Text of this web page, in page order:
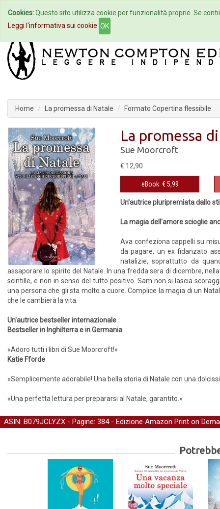
Home Autori Eventi
Home La promessa di Natale Formato Copertina flessibile
La promessa
Sue Moorcroft
€ 12,90
eBook € 5,99
Un'autrice pluripremiata dallo
La magia dell'amore scioglie
Ava confeziona cappelli su
da pagare, un ex fidanzato
natalizie, soprattutto da
assaporare lo spirito del Natale. In una fredda sera di dicembre,
scintille, e non in senso del tutto positivo. Sam non si lascia
una persona che gli sta molto a cuore. Complice la magia di un
che le cambierà la vita.
Un'autrice bestseller internazionale
Bestseller in Inghilterra e in Germania
«Adoro tutti i libri di Sue Moorcroft!»
Katie Fforde
«Semplicemente adorabile! Una bella storia di Natale con una
«Una perfetta lettura per prepararsi al Natale, garantito.»
ASIN: B079JCLYZX - Pagine: 384 - Edizione Amazon Print on
Cookies:Questo sito utilizza cookie per funzionalità proprie. Se
Leggi l'informativa sui cookie OK